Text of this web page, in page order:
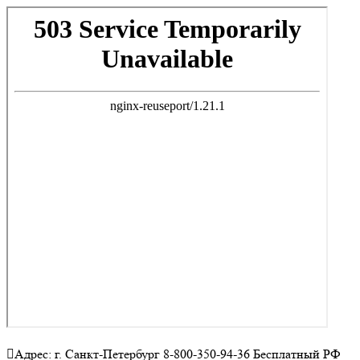
Адрес: г. Санкт-Петербург 8-800-350-94-36 Бесплатный РФ